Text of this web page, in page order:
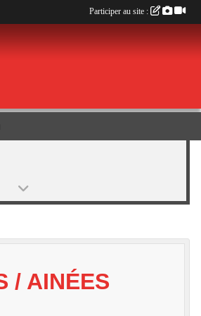
/ AINÉES
Participer au site :